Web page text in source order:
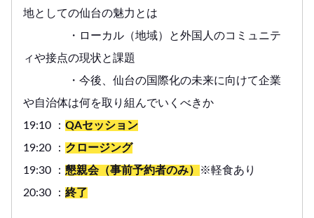
地としての仙台の魅力とは
・ローカル（地域）と外国人のコミュニテ
ィや接点の現状と課題
・今後、仙台の国際化の未来に向けて企業
や自治体は何を取り組んでいくべきか
19:10 ： QAセッション
19:20 ： クロージング
19:30 ： 懇親会（事前予約者のみ）
※軽食あり
20:30 ： 終了